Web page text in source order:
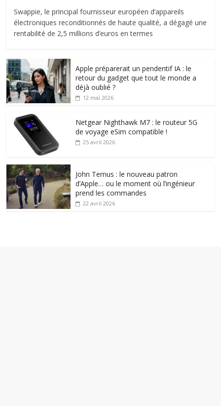
Swappie, le principal fournisseur européen d’appareils
électroniques reconditionnés de haute qualité, a dégagé une
rentabilité de 2,5 millions d’euros en termes
Apple préparerait un pendentif IA : le
retour du gadget que tout le monde a
déjà oublié ?
12 mai 2026
Netgear Nighthawk M7 : le routeur 5G
de voyage eSim compatible !
25 avril 2026
John Ternus : le nouveau patron
d’Apple… ou le moment où l’ingénieur
prend les commandes
22 avril 2026